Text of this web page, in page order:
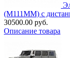
(M111MM) с
30500.00 руб.
Описание товара